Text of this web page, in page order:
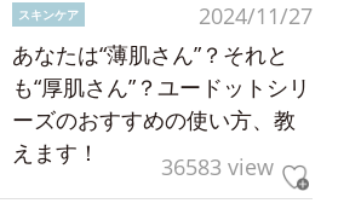
2024/11/27
スキンケア
あなたは“薄肌さん”？それと
も“厚肌さん”？ユードットシリ
ーズのおすすめの使い方、教
えます！
36583 view